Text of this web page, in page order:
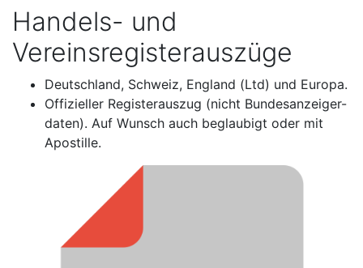
Handels- und
Vereinsregisterauszüge
Deutschland, Schweiz, England (Ltd) und Europa.
Offizieller Registerauszug (nicht Bundesanzeiger-
daten). Auf Wunsch auch beglaubigt oder mit
Apostille.